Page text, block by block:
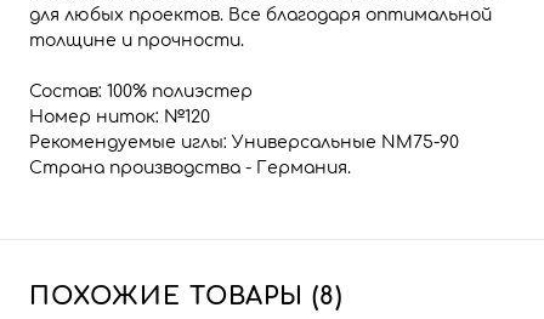
для любых проектов. Все благодаря оптимальной
толщине и прочности.
Состав: 100% полиэстер
Номер ниток: №120
Рекомендуемые иглы: Универсальные NM75-90
Страна производства - Германия.
ПОХОЖИЕ ТОВАРЫ (8)